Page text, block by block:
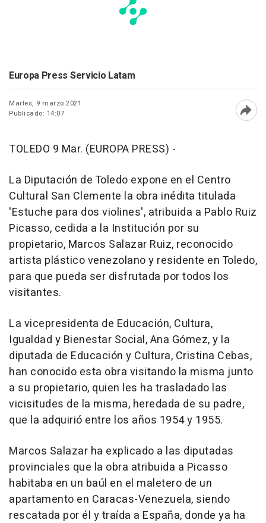
Europa Press Servicio Latam
Martes, 9 marzo 2021
Publicado: 14:07
TOLEDO 9 Mar. (EUROPA PRESS) -
La Diputación de Toledo expone en el Centro
Cultural San Clemente la obra inédita titulada
'Estuche para dos violines', atribuida a Pablo Ruiz
Picasso, cedida a la Institución por su
propietario, Marcos Salazar Ruiz, reconocido
artista plástico venezolano y residente en Toledo,
para que pueda ser disfrutada por todos los
visitantes.
La vicepresidenta de Educación, Cultura,
Igualdad y Bienestar Social, Ana Gómez, y la
diputada de Educación y Cultura, Cristina Cebas,
han conocido esta obra visitando la misma junto
a su propietario, quien les ha trasladado las
vicisitudes de la misma, heredada de su padre,
que la adquirió entre los años 1954 y 1955.
Marcos Salazar ha explicado a las diputadas
provinciales que la obra atribuida a Picasso
habitaba en un baúl en el maletero de un
apartamento en Caracas-Venezuela, siendo
rescatada por él y traída a España, donde ya ha